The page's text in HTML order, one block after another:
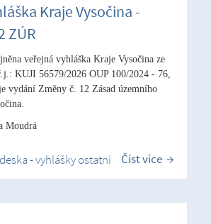
Kraje Vysočina -
ZÚR
veřejná vyhláška Kraje Vysočina ze
KUJI 56579/2026 OUP 100/2024 - 76,
vydání Změny č. 12 Zásad územního
Moudrá
- vyhlášky ostatní Číst více